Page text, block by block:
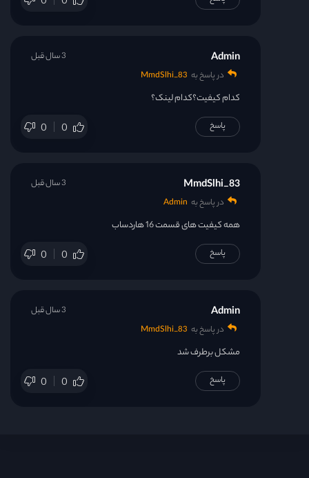
Admin
در پاسخ به MmdSlhi_83
کدام کیفیت؟کدام لینک؟
0 0
3 سال قبل
پاسخ
MmdSlhi_83
در پاسخ به Admin
همه کیفیت های قسمت 16 هاردساب
0 0
3 سال قبل
پاسخ
Admin
در پاسخ به MmdSlhi_83
مشکل برطرف شد
0 0
3 سال قبل
پاسخ